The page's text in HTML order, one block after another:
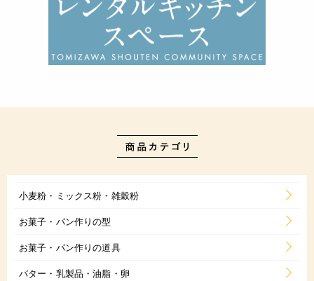
小麦粉・ミックス粉・雑穀粉
お菓子・パン作りの型
お菓子・パン作りの道具
バター・乳製品・油脂・卵